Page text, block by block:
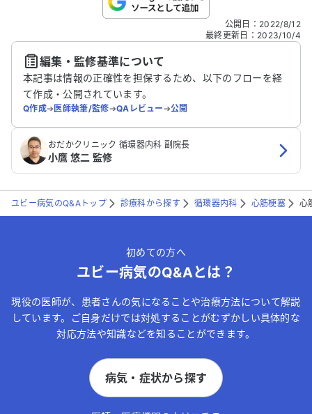
こちらは送信専用のフォームです。氏名やご自身の病気の詳細な
送信する
公開日 ： 2022/8/12
最終更新日 ： 2023/10/4
編集・監修基準について
本記事は情報の正確性を担保するため、以下のフローを経
て作成・公開されています。
Q作成➔医師執筆/監修➔QAレビュー➔公開
おだかクリニック 循環器内科 副院長
小鷹 悠二 監修
ユビー病気のQ&Aトップ 診療科から探す 循環器内科 心筋梗塞 心
初めての方へ
ユビー病気のQ&Aとは？
現役の医師が、患者さんの気になることや治療方法について解説
しています。ご自身だけでは対処することがむずかしい具体的な
対応方法や知識などを知ることができます。
病気・症状から探す